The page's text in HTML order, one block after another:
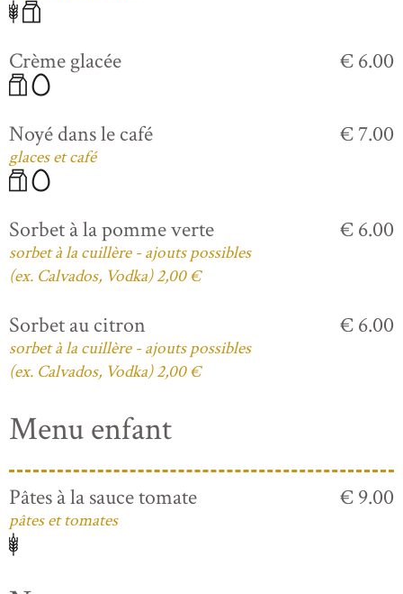
Crème glacée € 6.00
Noyé dans le café
glaces et café
€ 7.00
Sorbet à la pomme verte
sorbet à la cuillère - ajouts possibles
(ex. Calvados, Vodka) 2,00 €
€ 6.00
Sorbet au citron
sorbet à la cuillère - ajouts possibles
(ex. Calvados, Vodka) 2,00 €
€ 6.00
Menu enfant
Pâtes à la sauce tomate
pâtes et tomates
€ 9.00